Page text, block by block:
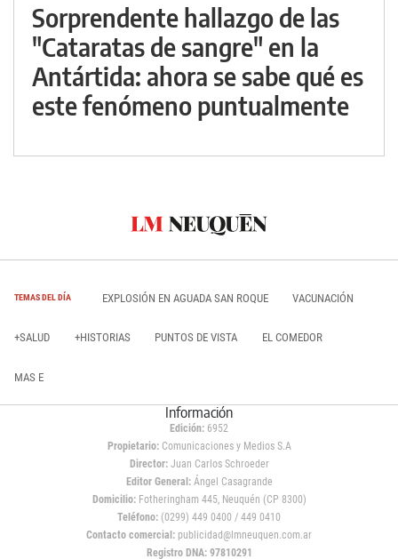
Sorprendente hallazgo de las
"Cataratas de sangre" en la
Antártida: ahora se sabe qué es
este fenómeno puntualmente
TEMAS DEL DÍA EXPLOSIÓN EN AGUADA SAN ROQUE VACUNACIÓN
+SALUD +HISTORIAS PUNTOS DE VISTA EL COMEDOR
MAS E
Información
Edición: 6952
Propietario:Comunicaciones y Medios S.A
Director: Juan Carlos Schroeder
Editor General:Ángel Casagrande
Domicilio:Fotheringham 445, Neuquén (CP 8300)
Teléfono: (0299) 449 0400 / 449 0410
Contacto comercial: publicidad@lmneuquen.com.ar
Registro DNA: 97810291